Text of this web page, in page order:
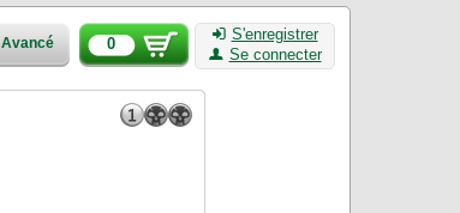
Avancé 0
S'enregistrer
Se connecter